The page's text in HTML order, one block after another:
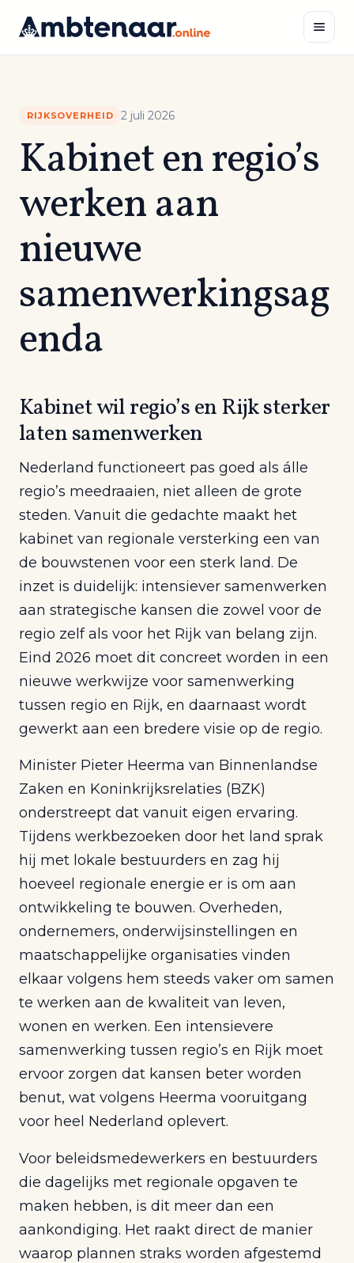
inhoud
RIJKSOVERHEID 2 juli 2026
Kabinet en regio’s
werken aan
nieuwe
samenwerkingsag
enda
Kabinet wil regio’s en Rijk sterker
laten samenwerken
Nederland functioneert pas goed als álle
regio’s meedraaien, niet alleen de grote
steden. Vanuit die gedachte maakt het
kabinet van regionale versterking een van
de bouwstenen voor een sterk land. De
inzet is duidelijk: intensiever samenwerken
aan strategische kansen die zowel voor de
regio zelf als voor het Rijk van belang zijn.
Eind 2026 moet dit concreet worden in een
nieuwe werkwijze voor samenwerking
tussen regio en Rijk, en daarnaast wordt
gewerkt aan een bredere visie op de regio.
Minister Pieter Heerma van Binnenlandse
Zaken en Koninkrijksrelaties (BZK)
onderstreept dat vanuit eigen ervaring.
Tijdens werkbezoeken door het land sprak
hij met lokale bestuurders en zag hij
hoeveel regionale energie er is om aan
ontwikkeling te bouwen. Overheden,
ondernemers, onderwijsinstellingen en
maatschappelijke organisaties vinden
elkaar volgens hem steeds vaker om samen
te werken aan de kwaliteit van leven,
wonen en werken. Een intensievere
samenwerking tussen regio’s en Rijk moet
ervoor zorgen dat kansen beter worden
benut, wat volgens Heerma vooruitgang
voor heel Nederland oplevert.
Voor beleidsmedewerkers en bestuurders
die dagelijks met regionale opgaven te
maken hebben, is dit meer dan een
aankondiging. Het raakt direct de manier
waarop plannen straks worden afgestemd